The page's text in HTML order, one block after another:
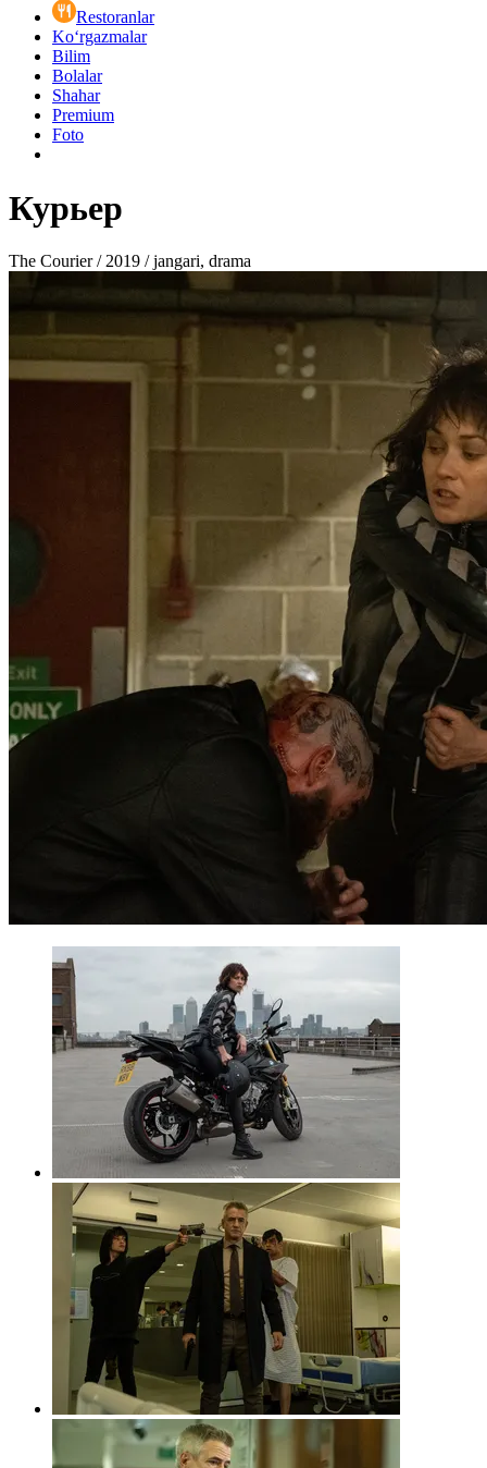
Restoranlar
Ko‘rgazmalar
Bilim
Bolalar
Shahar
Premium
Foto
Курьер
The Courier / 2019 / jangari, drama